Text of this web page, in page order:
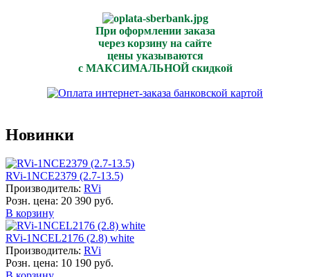
При оформлении заказа
через корзину на сайте
цены указываются
с МАКСИМАЛЬНОЙ скидкой
Новинки
RVi-1NCE2379 (2.7-13.5)
Производитель: RVi
Розн. цена: 20 390 руб.
В корзину
RVi-1NCEL2176 (2.8) white
Производитель: RVi
Розн. цена: 10 190 руб.